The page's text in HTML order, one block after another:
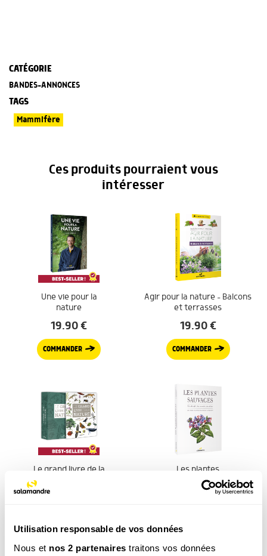
Utilisation responsable de vos données
Nous et nos 2 partenaires traitons vos données
CATÉGORIE
BANDES-ANNONCES
TAGS
Mammifère
Ces produits pourraient vous
intéresser
Une vie pour la
nature
19.90€
COMMANDER
Agir pour la nature – Balcons
et terrasses
19.90€
COMMANDER
Le grand livre de la
Les plantes
sauvages
€